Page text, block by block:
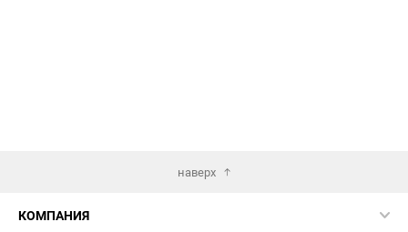
наверх
КОМПАНИЯ